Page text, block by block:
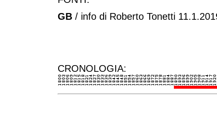
GB / info di Roberto Tonetti
CRONOLOGIA: